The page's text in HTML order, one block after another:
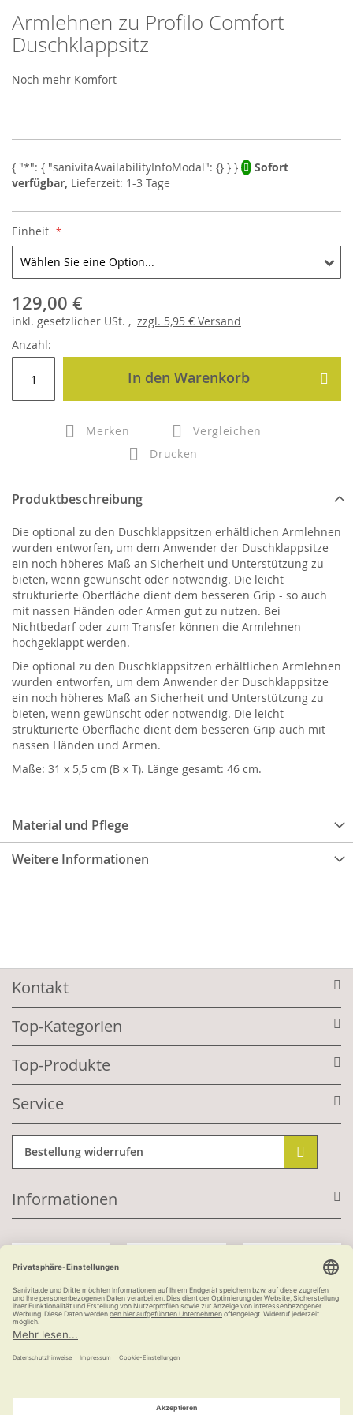
Skip
to
the
of
Armlehnen zu Profilo Comfort
Duschklappsitz
Noch mehr Komfort
Sofort
verfügbar, Lieferzeit: 1-3 Tage
Einheit
129,00 €
inkl. gesetzlicher USt. , zzgl. 5,95 € Versand
Anzahl:
In den Warenkorb
Merken
Vergleichen
Drucken
Produktbeschreibung
Material und Pflege
Weitere Informationen
Die optional zu den Duschklappsitzen erhältlichen Armlehnen
wurden entworfen, um dem Anwender der Duschklappsitze
ein noch höheres Maß an Sicherheit und Unterstützung zu
bieten, wenn gewünscht oder notwendig. Die leicht
strukturierte Oberfläche dient dem besseren Grip - so auch
mit nassen Händen oder Armen gut zu nutzen. Bei
Nichtbedarf oder zum Transfer können die Armlehnen
hochgeklappt werden.
Die optional zu den Duschklappsitzen erhältlichen Armlehnen
wurden entworfen, um dem Anwender der Duschklappsitze
ein noch höheres Maß an Sicherheit und Unterstützung zu
bieten, wenn gewünscht oder notwendig. Die leicht
strukturierte Oberfläche dient dem besseren Grip auch mit
nassen Händen und Armen.
Maße: 31 x 5,5 cm (B x T). Länge gesamt: 46 cm.
Kontakt
Top-Kategorien
Top-Produkte
Service
Bestellung widerrufen
Informationen
Kauf auf Rechnung
versandkostenfrei